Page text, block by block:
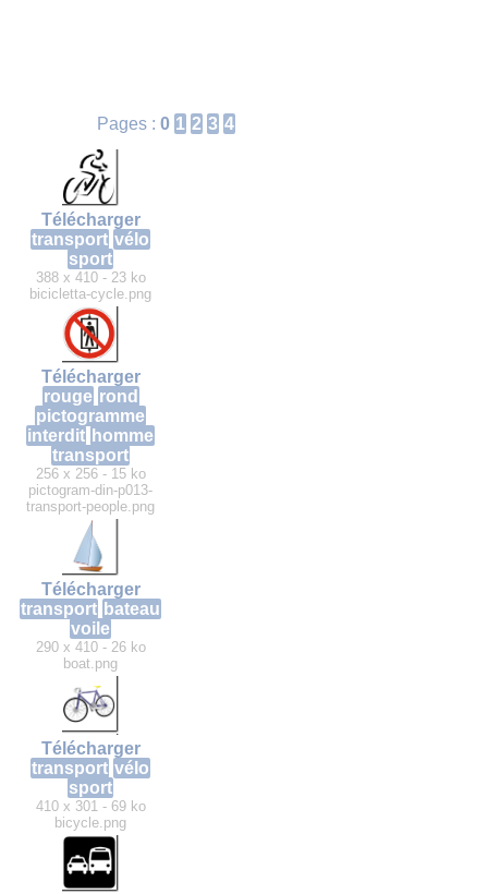
Pages : 0 1 2 3 4
Télécharger
transport vélo
sport
388 x 410 - 23 ko
bicicletta-cycle.png
Télécharger
rouge rond
pictogramme
interdit homme
transport
256 x 256 - 15 ko
pictogram-din-p013-
transport-people.png
Télécharger
transport bateau
voile
290 x 410 - 26 ko
boat.png
Télécharger
transport vélo
sport
410 x 301 - 69 ko
bicycle.png